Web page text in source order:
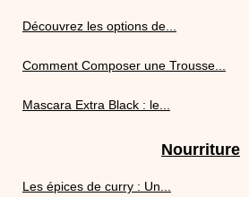
Découvrez les options de...
Comment Composer une Trousse...
Mascara Extra Black : le...
Nourriture
Les épices de curry : Un...